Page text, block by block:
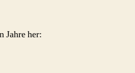
Jahre her: